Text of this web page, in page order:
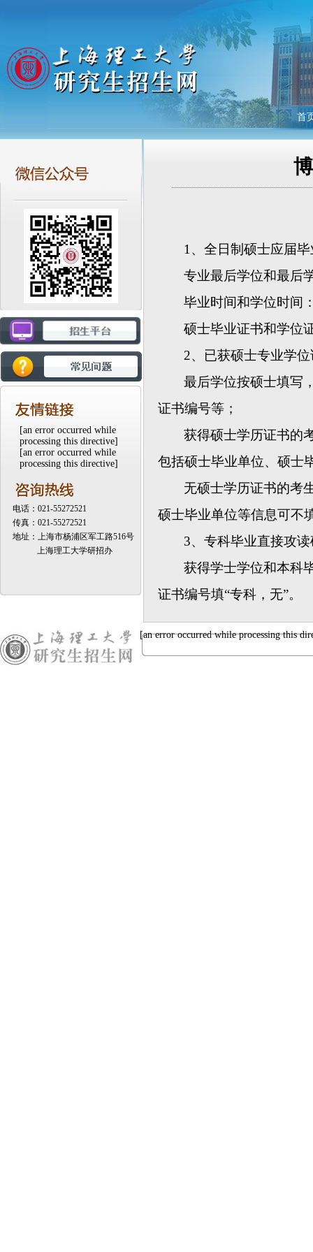
首
[an error occurred while
processing this directive]
[an error occurred while
processing this directive]
电话：021-55272521
传真：021-55272521
地址：上海市杨浦区军工路516号
上海理工大学研招办
1 、全日制硕士应届
专业最后学位和最后
毕业时间和学位时间
硕士毕业证书和学位
2、 已获硕士专业学
最后学位按硕士填写
证书编号等；
获得硕士学历证书的
包括硕士毕业单位、硕士
无硕士学历证书的考
硕士毕业单位等信息可不
3、专科毕业直接攻
获得学士学位和本科
证书编号填“专科，无”。
[an error occurred while processing this